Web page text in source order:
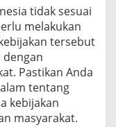
tidak sesuai
melakukan
tersebut
Pastikan Anda
tentang
kebijakan
masyarakat.